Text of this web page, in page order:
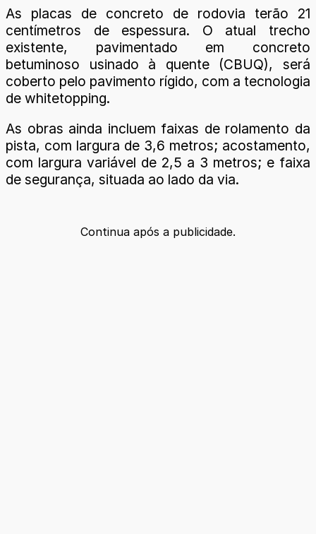
As placas de concreto de rodovia terão 21
centímetros de espessura. O atual trecho
existente, pavimentado em concreto
betuminoso usinado à quente (CBUQ), será
coberto pelo pavimento rígido, com a tecnologia
de whitetopping.
As obras ainda incluem faixas de rolamento da
pista, com largura de 3,6 metros; acostamento,
com largura variável de 2,5 a 3 metros; e faixa
de segurança, situada ao lado da via.
Continua após a publicidade.